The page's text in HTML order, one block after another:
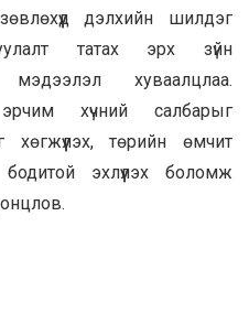
дэлхийн шилдэг
татах эрх зүйн
хуваалцлаа.
хүчний салбарыг
хөгжүүлэх, төрийн өмчит
эхлүүлэх боломж